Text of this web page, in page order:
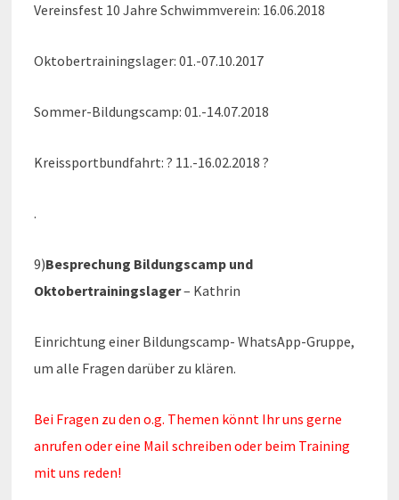
Vereinsfest 10 Jahre Schwimmverein: 16.06.2018
Oktobertrainingslager: 01.-07.10.2017
Sommer-Bildungscamp: 01.-14.07.2018
Kreissportbundfahrt: ? 11.-16.02.2018 ?
.
9)Besprechung Bildungscamp und
Oktobertrainingslager– Kathrin
Einrichtung einer Bildungscamp- WhatsApp-Gruppe,
um alle Fragen darüber zu klären.
Bei Fragen zu den o.g. Themen könnt Ihr uns gerne
anrufen oder eine Mail schreiben oder beim Training
mit uns reden!